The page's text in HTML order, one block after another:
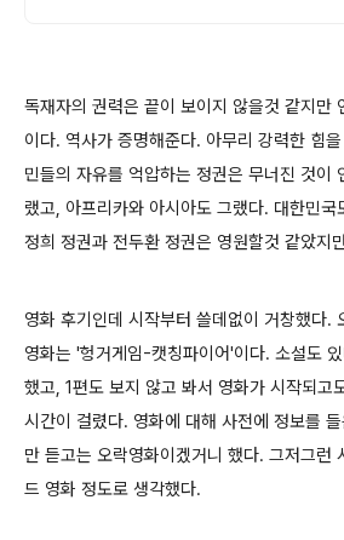
독재자의 권력은 끝이 보이지 않을것 같지만
이다. 역사가 증명해준다. 아무리 강력한 힘
민들의 자유를 억압하는 정권은 무너진 것이
랬고, 아프리카와 아시아도 그랬다. 대한민
정희 정권과 전두환 정권은 영원할것 같았지
영화 후기인데 시작부터 쓸데없이 거창했다.
영화는 '헝거게임-캣칭파이어'이다. 소설도
했고, 1편도 보지 않고 봐서 영화가 시작되고
시간이 걸렸다. 영화에 대해 사전에 정보를
만 듣고는 오락영화이겠거니 했다. 그저그런
드 영화 정도로 생각했다.